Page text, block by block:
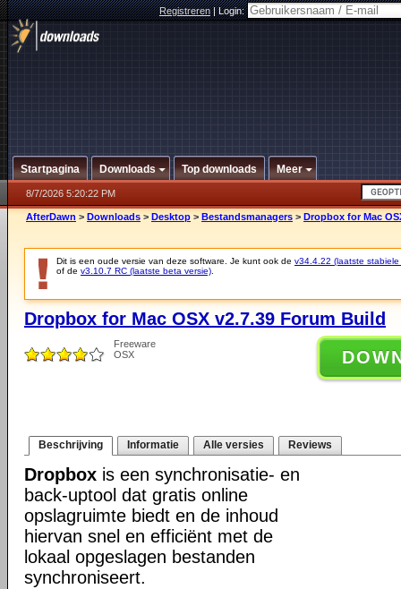
Registreren|Login:
Startpagina Downloads Top downloads Meer
8/7/2026 5:20:22 PM
AfterDawn > Downloads > Desktop > Bestandsmanagers > Dropbox for Mac
Dit is een oude versie van deze software. Je kunt ook de v34.4.22 (laatste stabiele
of de v3.10.7 RC (laatste beta versie)
Dropbox for Mac OSX v2.7.39 Forum Build
Freeware
OSX
Beschrijving Informatie Alle versies Reviews
Dropbox is een synchronisatie- en
back-uptool dat gratis online
opslagruimte biedt en de inhoud
hiervan snel en efficiënt met de
lokaal opgeslagen bestanden
synchroniseert.